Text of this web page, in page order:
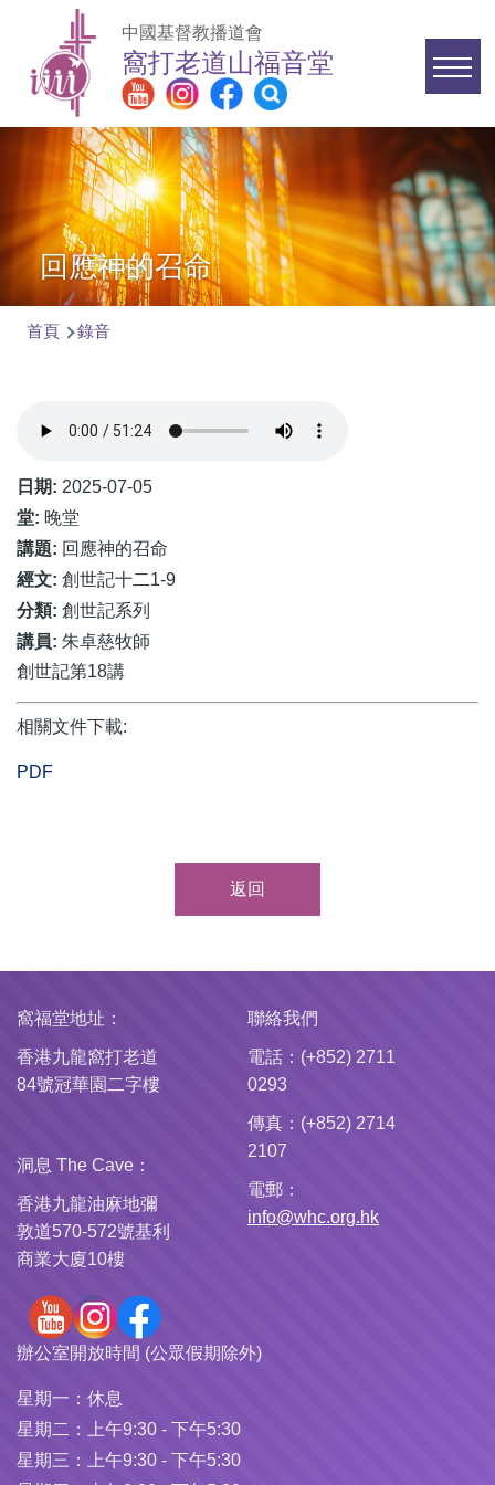
移至主內容
中國基督教播道會
窩打老道山福音堂
Main
navigation
回應神的召命
連
首頁 錄音
日期: 2025-07-05
堂: 晚堂
講題: 回應神的召命
經文: 創世記十二1-9
分類: 創世記系列
講員: 朱卓慈牧師
創世記第18講
相關文件下載:
PDF
返回
窩福堂地址：
香港九龍窩打老道
84號冠華園二字樓
洞息 The Cave：
香港九龍油麻地彌
敦道570-572號基利
商業大廈10樓
聯絡我們
電話：(+852) 2711
0293
傳真：(+852) 2714
2107
電郵：
info@whc.org.hk
辦公室開放時間 (公眾假期除外)
星期一： 休息
星期二：
上午9:30 - 下午5:30
星期三：
上午9:30 - 下午5:30